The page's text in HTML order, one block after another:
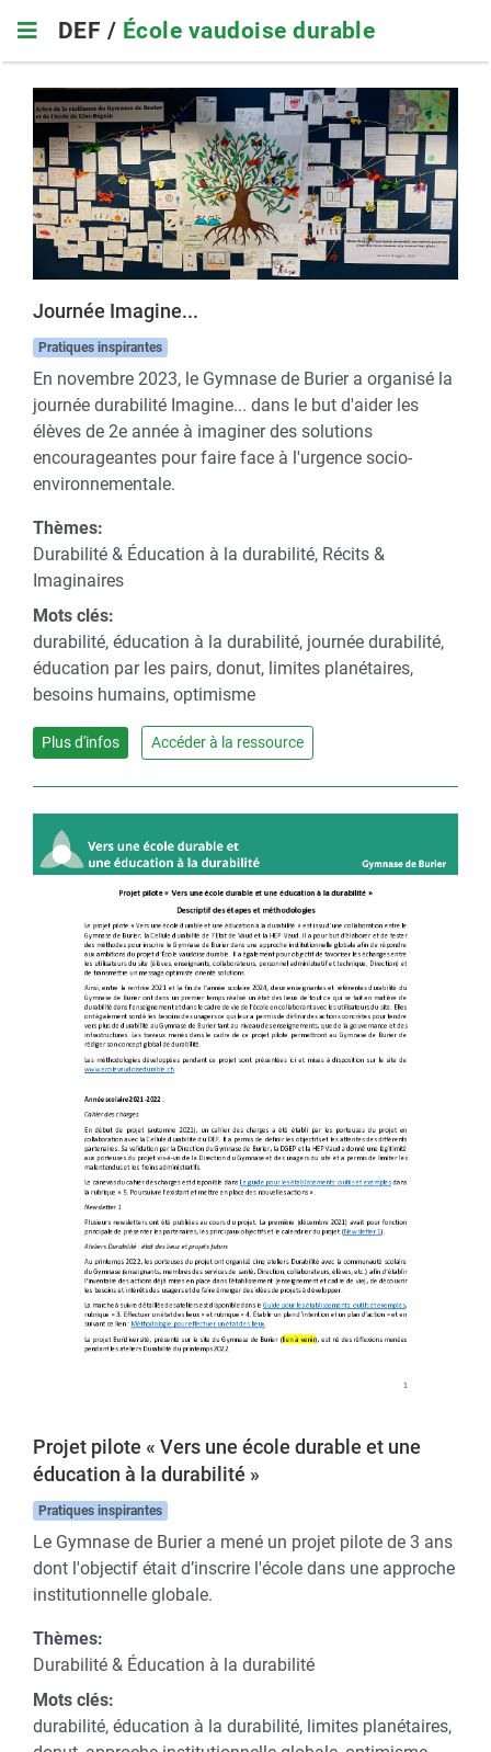
main
navigation
DEF / École vaudoise durable
Journée Imagine...
Pratiques inspirantes
En novembre 2023, le Gymnase de Burier a organisé la
journée durabilité Imagine... dans le but d'aider les
élèves de 2e année à imaginer des solutions
encourageantes pour faire face à l'urgence socio-
environnementale.
Thèmes:
Durabilité & Éducation à la durabilité, Récits &
Imaginaires
Mots clés:
durabilité, éducation à la durabilité, journée durabilité,
éducation par les pairs, donut, limites planétaires,
besoins humains, optimisme
Plus d'infos Accéder à la ressource
Projet pilote « Vers une école durable et une
éducation à la durabilité »
Pratiques inspirantes
Le Gymnase de Burier a mené un projet pilote de 3 ans
dont l'objectif était d’inscrire l'école dans une approche
institutionnelle globale.
Thèmes:
Durabilité & Éducation à la durabilité
Mots clés:
durabilité, éducation à la durabilité, limites planétaires,